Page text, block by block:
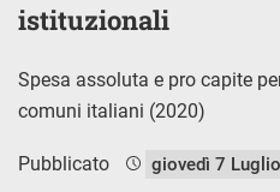
istituzionali
Spesa assoluta e pro capite
comuni italiani (2020)
Pubblicato giovedì 7